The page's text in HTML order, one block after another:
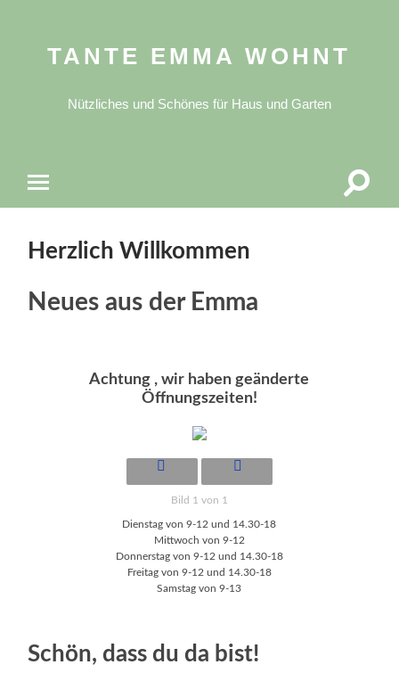
TANTE EMMA WOHNT
Nützliches und Schönes für Haus und Garten
Menü
Herzlich Willkommen
Neues aus der Emma
Achtung , wir haben geänderte
Öffnungszeiten!
Bild 1 von 1
Dienstag von 9-12 und 14.30-18
Mittwoch von 9-12
Donnerstag von 9-12 und 14.30-18
Freitag von 9-12 und 14.30-18
Samstag von 9-13
Schön, dass du da bist!